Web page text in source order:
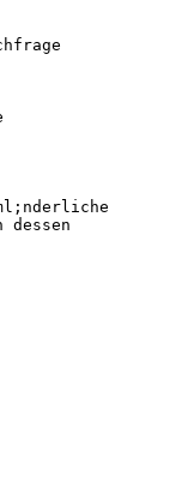
dessen